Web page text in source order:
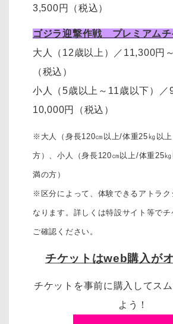
3,500円
（税込）
ゴジラ迎撃作戦 プレミアムチ
大人（12歳以上）
／11,300円
（税込）
小人（5歳以上～11歳以下）
／
10,000円
（税込）
※大人（身長120㎝以上/体重25㎏以
方）、小人（身長120㎝以上/体重25
満の方）
※区分によって、体験できるアトラク
なります。詳しくは特設サイト等で
ご確認ください。
チケットはweb購入が
チケットを事前に購入してス
よう！